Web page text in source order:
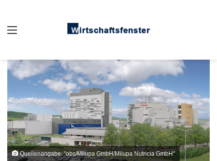
Quellenangabe: "obs/Milupa GmbH/Milupa Nutricia GmbH"